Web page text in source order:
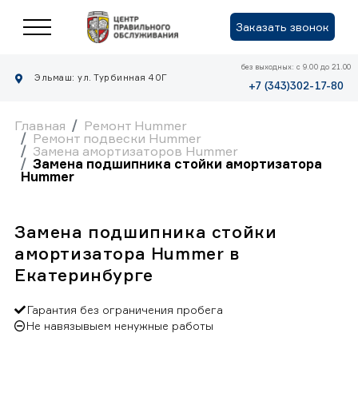
Заказать звонок
Эльмаш: ул. Турбинная 40Г
без выходных: с 9.00 до 21.00
+7 (343)302-17-80
Главная
Ремонт Hummer
Ремонт подвески Hummer
Замена амортизаторов Hummer
Замена подшипника стойки амортизатора
Hummer
Замена подшипника стойки
амортизатора Hummer в
Екатеринбурге
Гарантия без ограничения пробега
Не навязывыем ненужные работы